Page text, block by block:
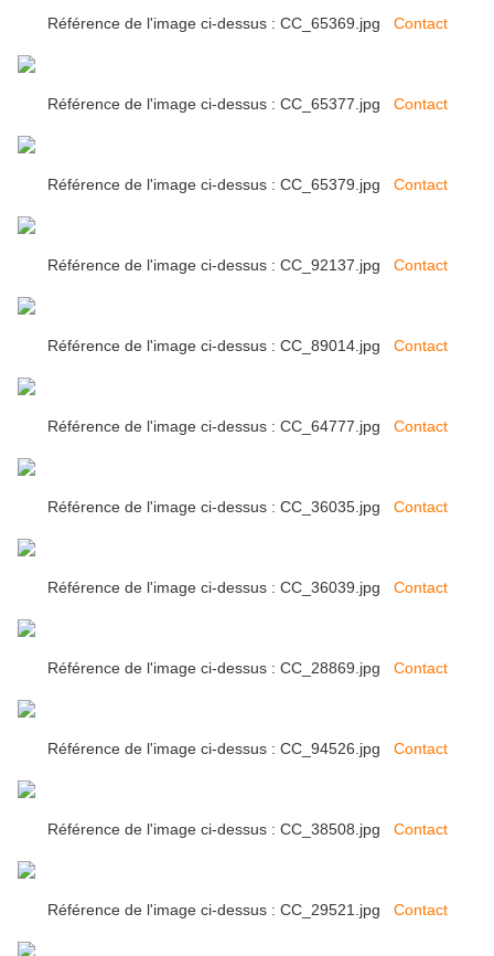
Référence de l'image ci-dessus : CC_65369.jpg Contact
Référence de l'image ci-dessus : CC_65377.jpg Contact
Référence de l'image ci-dessus : CC_65379.jpg Contact
Référence de l'image ci-dessus : CC_92137.jpg Contact
Référence de l'image ci-dessus : CC_89014.jpg Contact
Référence de l'image ci-dessus : CC_64777.jpg Contact
Référence de l'image ci-dessus : CC_36035.jpg Contact
Référence de l'image ci-dessus : CC_36039.jpg Contact
Référence de l'image ci-dessus : CC_28869.jpg Contact
Référence de l'image ci-dessus : CC_94526.jpg Contact
Référence de l'image ci-dessus : CC_38508.jpg Contact
Référence de l'image ci-dessus : CC_29521.jpg Contact